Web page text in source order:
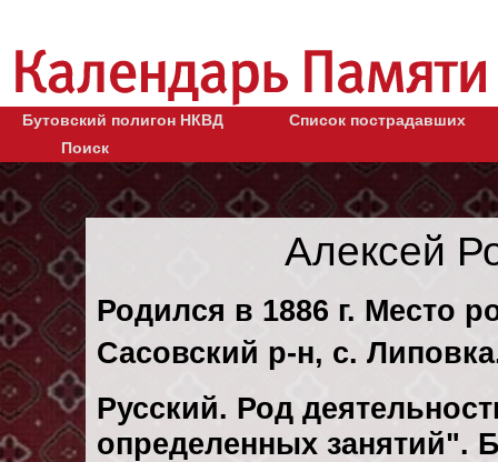
Бутовский полигон НКВД
Список пострадавших
Поиск
Алексей
Родился в 1886 г. Место
Сасовский р-н, с.
Русский. Род
определенных занятий".